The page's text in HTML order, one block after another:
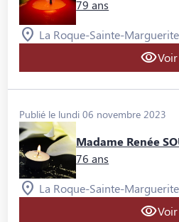
79 ans
La Roque-Sainte-
Voir
Publié le lundi 06 novembre 2023
Madame Renée
76 ans
La Roque-Sainte-
Voir